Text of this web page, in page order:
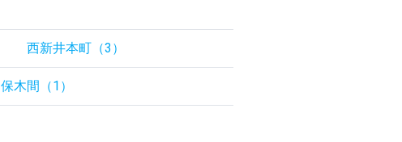
西新井本町（3）
保木間（1）